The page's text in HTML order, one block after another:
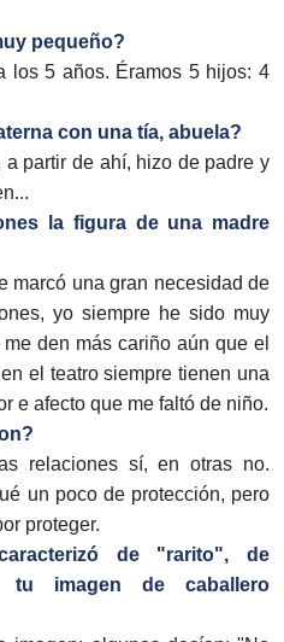
pequeño?
los 5 años. Éramos 5 hijos: 4
con una tía, abuela?
a partir de ahí, hizo de padre y
la figura de una madre
marcó una gran necesidad de
yo siempre he sido muy
den más cariño aún que el
el teatro siempre tienen una
e afecto que me faltó de niño.
relaciones sí, en otras no.
un poco de protección, pero
proteger.
de "rarito", de
tu imagen de caballero